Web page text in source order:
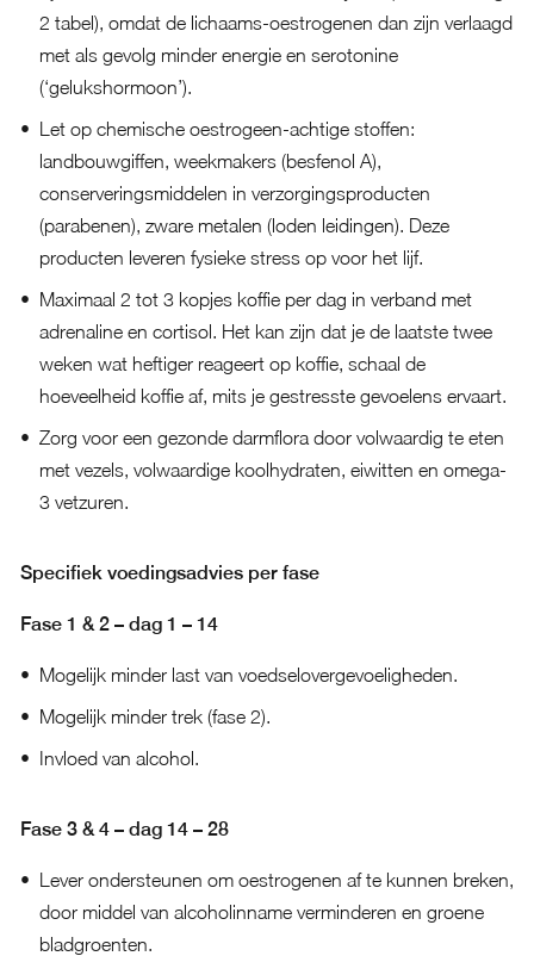
2 tabel), omdat de lichaams-oestrogenen dan zijn verlaagd
met als gevolg minder energie en serotonine
(‘gelukshormoon’).
Let op chemische oestrogeen-achtige stoffen:
landbouwgiffen, weekmakers (besfenol A),
conserveringsmiddelen in verzorgingsproducten
(parabenen), zware metalen (loden leidingen). Deze
producten leveren fysieke stress op voor het lijf.
Maximaal 2 tot 3 kopjes koffie per dag in verband met
adrenaline en cortisol. Het kan zijn dat je de laatste twee
weken wat heftiger reageert op koffie, schaal de
hoeveelheid koffie af, mits je gestresste gevoelens ervaart.
Zorg voor een gezonde darmflora door volwaardig te eten
met vezels, volwaardige koolhydraten, eiwitten en omega-
3 vetzuren.
Specifiek voedingsadvies per fase
Fase 1 & 2 – dag 1 – 14
Mogelijk minder last van voedselovergevoeligheden.
Mogelijk minder trek (fase 2).
Invloed van alcohol.
Fase 3 & 4 – dag 14 – 28
Lever ondersteunen om oestrogenen af te kunnen breken,
door middel van alcoholinname verminderen en groene
bladgroenten.